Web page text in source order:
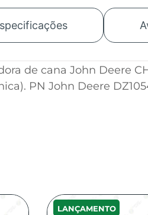
de cana John Deere
PN John Deere
LANÇAMENTO